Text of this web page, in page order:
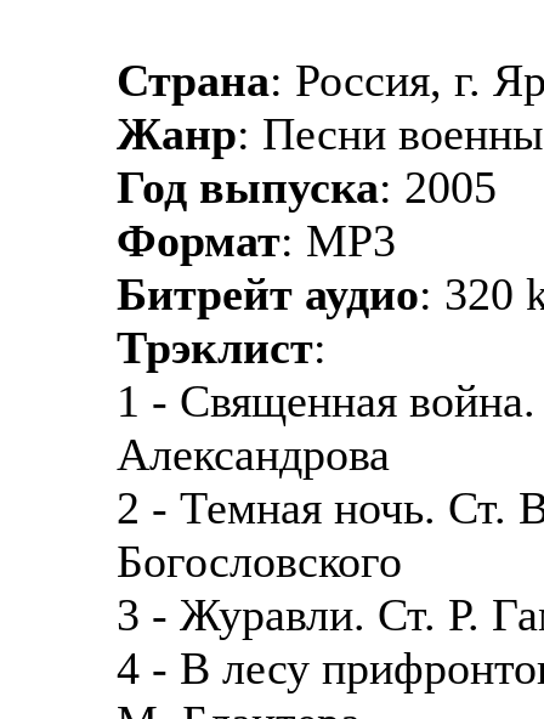
Страна: Россия, г.
Жанр: Песни
Год выпуска: 2005
Формат: MP3
Битрейт аудио: 320
Трэклист:
1 - Священная
Александрова
2 - Темная ночь. Ст.
Богословского
3 - Журавли. Ст. Р.
4 - В лесу